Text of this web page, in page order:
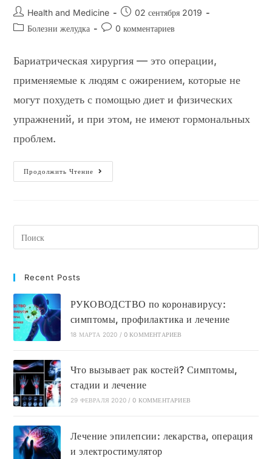
Автор
записи:
Health and Medicine
Запись02 сентября 2019
РубрикаБолезни желудка
Комментарии
0 комментариев
Бариатрическая хирургия — это операции,
применяемые к людям с ожирением, которые не
могут похудеть с помощью диет и физических
упражнений, и при этом, не имеют гормональных
проблем.
Продолжить Чтение
Бариатрическая
Хирургия:
Recent Posts
РУКОВОДСТВО по коронавирусу:
симптомы, профилактика и лечение
18 МАРТА 2020 / 0 КОММЕНТАРИЕВ
Что вызывает рак костей? Симптомы,
стадии и лечение
29 ФЕВРАЛЯ 2020 / 0 КОММЕНТАРИЕВ
Лечение эпилепсии: лекарства, операция
и электростимулятор